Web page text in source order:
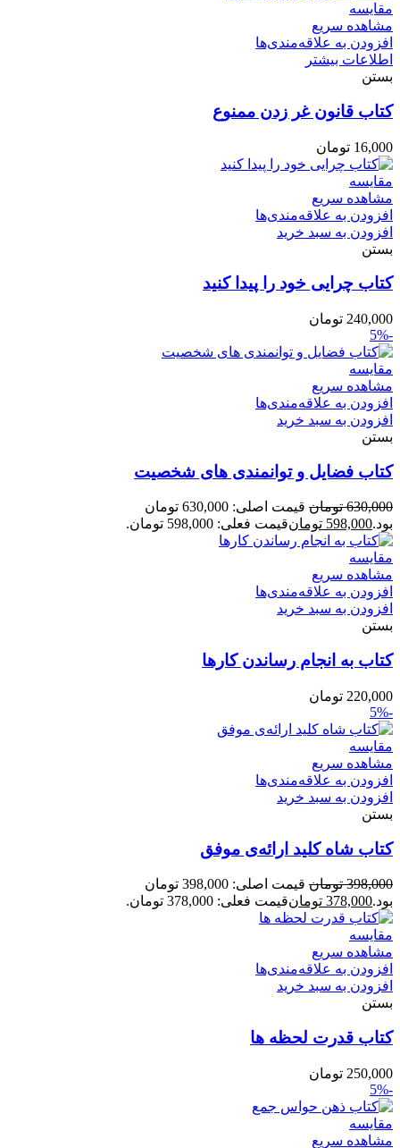
مقایسه
مشاهده سریع
افزودن به علاقه‌مندی‌ها
اطلاعات بیشتر
بستن
کتاب قانون غر زدن ممنوع
16,000 تومان
مقایسه
مشاهده سریع
افزودن به علاقه‌مندی‌ها
افزودن به سبد خرید
بستن
کتاب چرایی خود را پیدا کنید
240,000 تومان
-5%
مقایسه
مشاهده سریع
افزودن به علاقه‌مندی‌ها
افزودن به سبد خرید
بستن
کتاب فضایل و توانمندی های شخصیت
630,000 تومان
قیمت اصلی: 630,000 تومان
بود.598,000 تومانقیمت فعلی: 598,000 تومان.
مقایسه
مشاهده سریع
افزودن به علاقه‌مندی‌ها
افزودن به سبد خرید
بستن
کتاب به انجام رساندن کارها
220,000 تومان
-5%
مقایسه
مشاهده سریع
افزودن به علاقه‌مندی‌ها
افزودن به سبد خرید
بستن
کتاب شاه کلید ارائه‌ی موفق
398,000 تومان
قیمت اصلی: 398,000 تومان
بود.378,000 تومانقیمت فعلی: 378,000 تومان.
مقایسه
مشاهده سریع
افزودن به علاقه‌مندی‌ها
افزودن به سبد خرید
بستن
کتاب قدرت لحظه ها
250,000 تومان
-5%
مقایسه
مشاهده سریع